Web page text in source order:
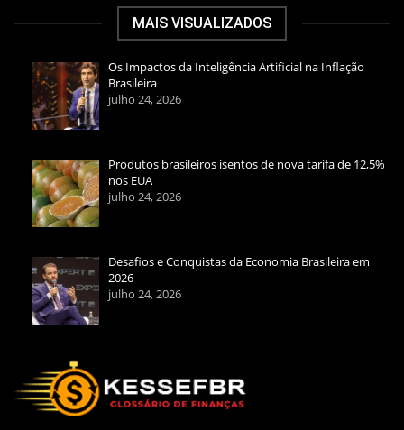
MAIS VISUALIZADOS
Os Impactos da Inteligência Artificial na Inflação
Brasileira
julho 24, 2026
Produtos brasileiros isentos de nova tarifa de 12,5%
nos EUA
julho 24, 2026
Desafios e Conquistas da Economia Brasileira em
2026
julho 24, 2026